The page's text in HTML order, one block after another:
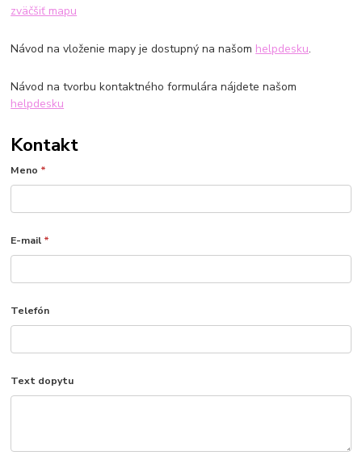
zväčšiť mapu
Návod na vloženie mapy je dostupný na našom helpdesku.
Návod na tvorbu kontaktného formulára nájdete našom
helpdesku
Kontakt
Meno *
E-mail *
Telefón
Text dopytu